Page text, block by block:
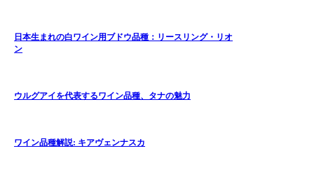
日本生まれの白ワイン用ブドウ品種：リースリング・リオ
ン
ウルグアイを代表するワイン品種、タナの魅力
ワイン品種解説: キアヴェンナスカ